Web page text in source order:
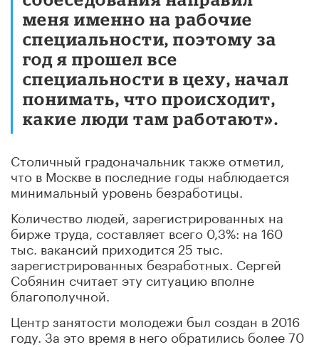
меня именно на рабочие
специальности, поэтому за
год я прошел все
специальности в цеху, начал
понимать, что происходит,
какие люди там работают».
Столичный градоначальник также отметил,
что в Москве в последние годы наблюдается
минимальный уровень безработицы.
Количество людей, зарегистрированных на
бирже труда, составляет всего 0,3%: на 160
тыс. вакансий приходится 25 тыс.
зарегистрированных безработных. Сергей
Собянин считает эту ситуацию вполне
благополучной.
Центр занятости молодежи был создан в 2016
году. За это время в него обратились более 70